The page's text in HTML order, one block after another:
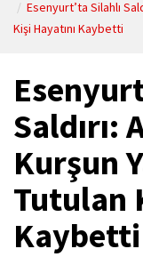
l
a
i
g
a
t
i
o
Esenyurt’ta Silahlı
Kişi Hayatını Kaybetti
Saldırı:
Kurşun
Tutulan
Kaybetti